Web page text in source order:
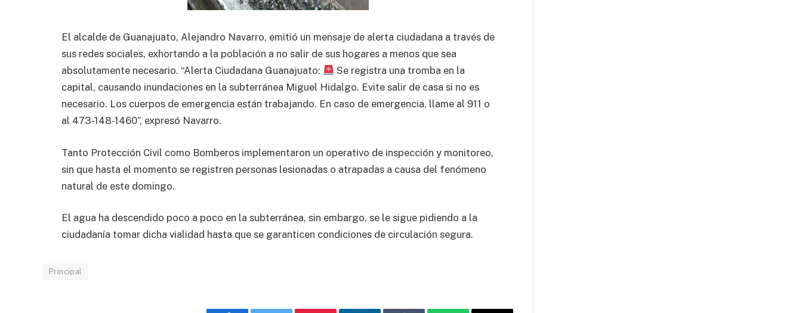
El alcalde de Guanajuato, Alejandro Navarro, emitió un mensaje de alerta ciudadana a través de
sus redes sociales, exhortando a la población a no salir de sus hogares a menos que sea
absolutamente necesario. “Alerta Ciudadana Guanajuato:
Se registra una tromba en la
capital, causando inundaciones en la subterránea Miguel Hidalgo. Evite salir de casa si no es
necesario. Los cuerpos de emergencia están trabajando. En caso de emergencia, llame al 911 o
al 473-148-1460”, expresó Navarro.
Tanto Protección Civil como Bomberos implementaron un operativo de inspección y monitoreo,
sin que hasta el momento se registren personas lesionadas o atrapadas a causa del fenómeno
natural de este domingo.
El agua ha descendido poco a poco en la subterránea, sin embargo, se le sigue pidiendo a la
ciudadanía tomar dicha vialidad hasta que se garanticen condiciones de circulación segura.
Principal